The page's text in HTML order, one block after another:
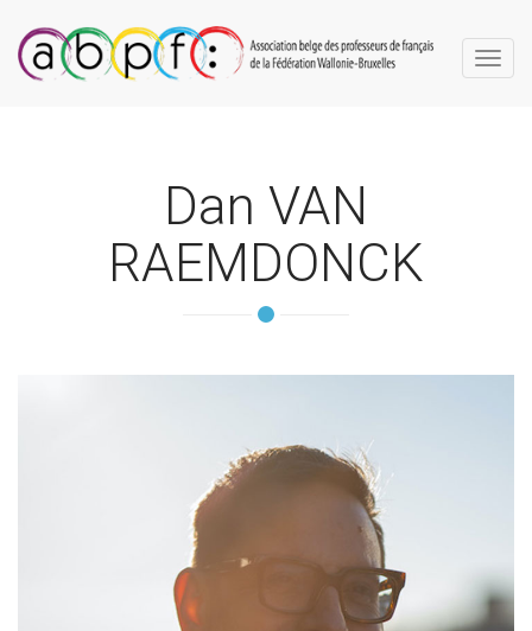
Dan VAN
RAEMDONCK